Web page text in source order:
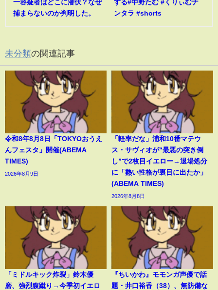
一容疑者はどこに潜伏？なぜ
捕まらないのか判明した。
する#中野たむ #くりぃむナ
ンタラ #shorts
未分類の関連記事
令和8年8月8日「TOKYOおうえ
んフェスタ」開催(ABEMA
TIMES)
2026年8月9日
「軽率だな」浦和10番マテウ
ス・サヴィオが“最悪の突き倒
し”で2枚目イエロー→退場処分
に「熱い性格が裏目に出たか」
(ABEMA TIMES)
2026年8月8日
「ミドルキック炸裂」鈴木優
磨、強烈腹蹴り→今季初イエロ
『ちいかわ』モモンガ声優で話
題・井口裕香（38）、無防備な